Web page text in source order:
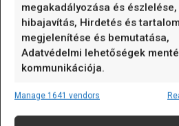
megakadályozása és észlelése,
hibajavítás, Hirdetés és tartalom
megjelenítése és bemutatása,
Adatvédelmi lehetőségek
kommunikációja.
Manage 1641 vendors
Hír
Jön az Arduino Nap 2026
érdemes bekapcsolódni
14:00)